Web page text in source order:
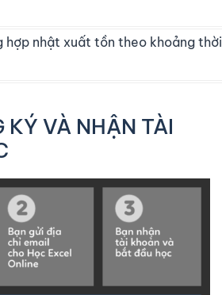
nhật xuất tồn theo khoảng
VÀ NHẬN TÀI